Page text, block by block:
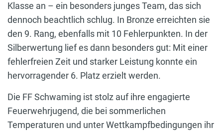
Klasse an – ein besonders junges Team, das sich
dennoch beachtlich schlug. In Bronze erreichten sie
den 9. Rang, ebenfalls mit 10 Fehlerpunkten. In der
Silberwertung lief es dann besonders gut: Mit einer
fehlerfreien Zeit und starker Leistung konnte ein
hervorragender 6. Platz erzielt werden.
Die FF Schwaming ist stolz auf ihre engagierte
Feuerwehrjugend, die bei sommerlichen
Temperaturen und unter Wettkampfbedingungen ihr